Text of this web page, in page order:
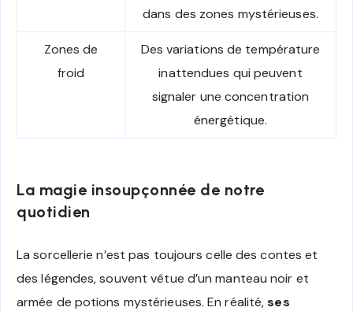
dans des zones mystérieuses.
Zones de
froid
Des variations de température
inattendues qui peuvent
signaler une concentration
énergétique.
La magie insoupçonnée de notre
quotidien
La sorcellerie n’est pas toujours celle des contes et
des légendes, souvent vêtue d’un manteau noir et
armée de potions mystérieuses. En réalité,ses